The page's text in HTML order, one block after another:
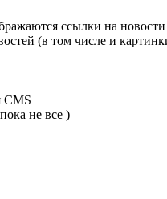
ссылки на
(в том числе и
CMS
не все )